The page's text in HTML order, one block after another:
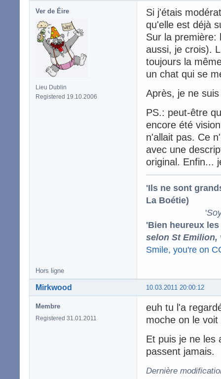
Ver de Éire
Lieu Dublin
Registered 19.10.2006
Si j'étais
qu'elle est déjà
Sur la première:
aussi, je crois).
toujours la
un chat qui se
Après, je ne
PS.: peut-être
encore été
n'allait pas. Ce
avec une
original. Enfin...
'Ils ne sont
La Boétie)
'
'Bien heureux
selon St Emilion,
Smile, you're on
Hors ligne
10.03.2011 20:00:12
Mirkwood
Membre
Registered 31.01.2011
euh tu l'a
moche on le
Et puis je ne les
passent jamais.
Dernière